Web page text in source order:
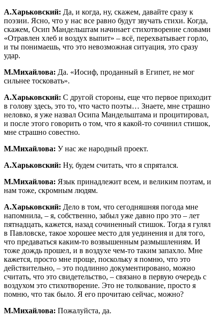
А.Харьковский: Да, и когда, ну, скажем, давайте сразу к
поэзии. Ясно, что у нас все равно будут звучать стихи. Когда,
скажем, Осип Мандельштам начинает стихотворение словами
«Отравлен хлеб и воздух выпит» – всё, перехватывает горло,
и ты понимаешь, что это невозможная ситуация, это сразу
удар.
М.Михайлова: Да. «Иосиф, проданный в Египет, не мог
сильнее тосковать».
А.Харьковский: С другой стороны, еще что первое приходит
в голову здесь, это то, что часто поэты… Знаете, мне страшно
неловко, я уже назвал Осипа Мандельштама и процитировал,
и после этого говорить о том, что я какой-то сочинил стишок,
мне страшно совестно.
М.Михайлова: У нас же народный проект.
А.Харьковский: Ну, будем считать, что я спрятался.
М.Михайлова: Язык принадлежит всем, и великим поэтам, и
нам тоже, скромным людям.
А.Харьковский: Дело в том, что сегодняшняя погода мне
напомнила, – я, собственно, забыл уже давно про это – лет
пятнадцать, кажется, назад сочиненный стишок. Тогда я гулял
в Павловске, такое хорошее место для уединения и для того,
что предаваться каким-то возвышенным размышлениям. И
тоже дождь прошел, и в воздухе чем-то таким запахло. Мне
кажется, просто мне проще, поскольку я помню, что это
действительно, – это подлинно документировано, можно
считать, что это свидетельство, – связано в первую очередь с
воздухом это стихотворение. Это не толкование, просто я
помню, что так было. Я его прочитаю сейчас, можно?
М.Михайлова: Пожалуйста, да.